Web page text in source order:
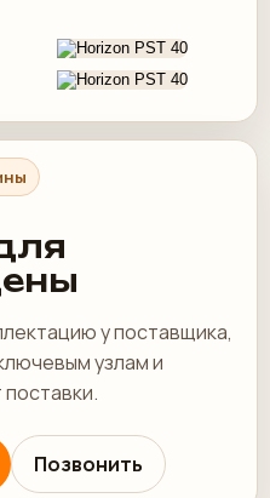
у поставщика,
узлам и
Позвонить